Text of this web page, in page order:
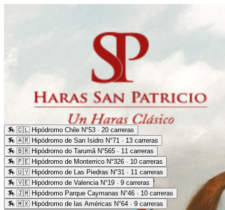
🏇 🇨🇱 Hipódromo Chile N°53 · 20 carreras
🏇 🇦🇷 Hipódromo de San Isidro N°71 · 13 carreras
🏇 🇧🇷 Hipódromo do Tarumã N°565 · 11 carreras
🏇 🇵🇪 Hipódromo de Monterrico N°326 · 10 carreras
🏇 🇺🇾 Hipódromo de Las Piedras N°31 · 11 carreras
🏇 🇻🇪 Hipódromo de Valencia N°19 · 9 carreras
🏇 🇯🇲 Hipódromo Parque Caymanas N°46 · 10 carreras
🏇 🇲🇽 Hipódromo de las Américas N°64 · 9 carreras